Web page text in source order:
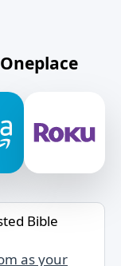
Bible
as your